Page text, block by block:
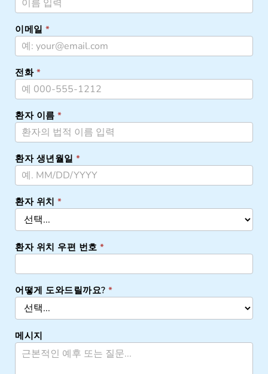
이메일 *
전화 *
환자 이름 *
환자 생년월일 *
환자 위치 *
환자 위치 우편 번호 *
어떻게 도와드릴까요? *
메시지